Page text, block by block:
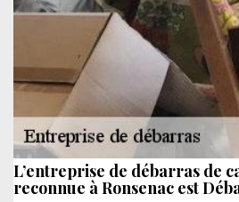
L’entreprise de débarras de
reconnue à Ronsenac est